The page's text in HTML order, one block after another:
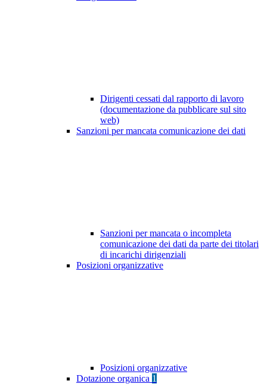
Dirigenti cessati dal rapporto di lavoro
(documentazione da pubblicare sul sito
web)
Sanzioni per mancata comunicazione dei dati
Sanzioni per mancata o incompleta
comunicazione dei dati da parte dei titolari
di incarichi dirigenziali
Posizioni organizzative
Posizioni organizzative
Dotazione organica 1